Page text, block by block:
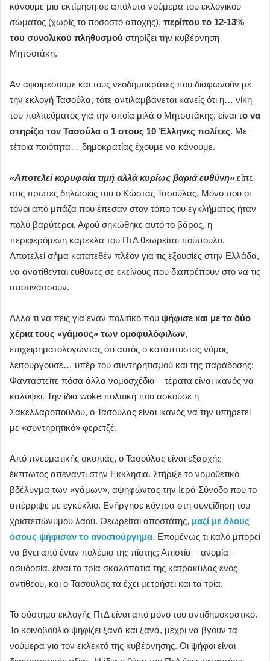
κάνουμε μια εκτίμηση σε απόλυτα νούμερα του εκλογικού
σώματος (χωρίς το ποσοστό αποχής), περίπου το 12-13%
του συνολικού πληθυσμού στηρίζει την κυβέρνηση
Μητσοτάκη.
Αν αφαιρέσουμε και τους νεοδημοκράτες που διαφωνούν με
την εκλογή Τασούλα, τότε αντιλαμβάνεται κανείς ότι η… νίκη
του πολιτεύματος για την οποία μιλά ο Μητσοτάκης, είναι το να
στηρίζει τον Τασούλα ο 1 στους 10 Έλληνες πολίτες. Με
τέτοια ποιότητα… δημοκρατίας έχουμε να κάνουμε.
«Αποτελεί κορυφαία τιμή αλλά κυρίως βαριά ευθύνη» είπε
στις πρώτες δηλώσεις του ο Κώστας Τασούλας. Μόνο που οι
τόνοι από μπάζα που έπεσαν στον τόπο του εγκλήματος ήταν
πολύ βαρύτεροι. Αφού σηκώθηκε αυτό το βάρος, η
περιφερόμενη καρέκλα του ΠτΔ θεωρείται πούπουλο.
Αποτελεί σήμα κατατεθέν πλέον για τις εξουσίες στην Ελλάδα,
να ανατίθενται ευθύνες σε εκείνους που διαπρέπουν στο να τις
αποτινάσσουν.
Αλλά τι να πεις για έναν πολιτικό που ψήφισε και με τα δύο
χέρια τους «γάμους» των ομοφυλόφιλων,
επιχειρηματολογώντας ότι αυτός ο κατάπτυστος νόμος
λειτουργούσε… υπέρ του συντηρητισμού και της παράδοσης;
Φανταστείτε πόσα άλλα νομοσχέδια – τέρατα είναι ικανός να
καλύψει. Την ίδια woke πολιτική που ασκούσε η
Σακελλαροπούλου, ο Τασούλας είναι ικανός να την υπηρετεί
με «συντηρητικό» φερετζέ.
Από πνευματικής σκοπιάς, ο Τασούλας είναι εξαρχής
έκπτωτος απέναντι στην Εκκλησία. Στήριξε το νομοθετικό
βδέλυγμα των «γάμων», αψηφώντας την Ιερά Σύνοδο που το
απέρριψε με εγκύκλιο. Ενήργησε κόντρα στη συνείδηση του
χριστεπώνυμου λαού. Θεωρείται αποστάτης, μαζί με όλους
όσους ψήφισαν το ανοσιούργημα. Επομένως τι καλό μπορεί
να βγει από έναν πολέμιο της πίστης; Απιστία – ανομία –
ασυδοσία, είναι τα τρία σκαλοπάτια της κατρακύλας ενός
αντίθεου, και ο Τασούλας τα έχει μετρήσει και τα τρία.
Το σύστημα εκλογής ΠτΔ είναι από μόνο του αντιδημοκρατικό.
Το κοινοβούλιο ψηφίζει ξανά και ξανά, μέχρι να βγουν τα
νούμερα για τον εκλεκτό της κυβέρνησης. Οι ψήφοι είναι